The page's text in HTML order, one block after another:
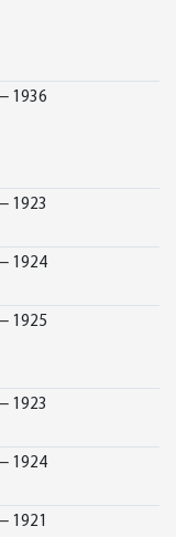
1936
1923
1924
1925
1923
1924
1921